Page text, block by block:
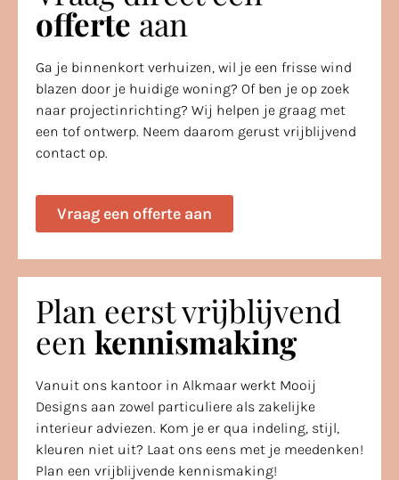
offerte aan
Ga je binnenkort verhuizen, wil je een frisse wind
blazen door je huidige woning? Of ben je op zoek
naar projectinrichting? Wij helpen je graag met
een tof ontwerp. Neem daarom gerust vrijblijvend
contact op.
Vraag een offerte aan
Plan eerst vrijblijvend
een kennismaking
Vanuit ons kantoor in Alkmaar werkt Mooij
Designs aan zowel particuliere als zakelijke
interieur adviezen. Kom je er qua indeling, stijl,
kleuren niet uit? Laat ons eens met je meedenken!
Plan een vrijblijvende kennismaking!